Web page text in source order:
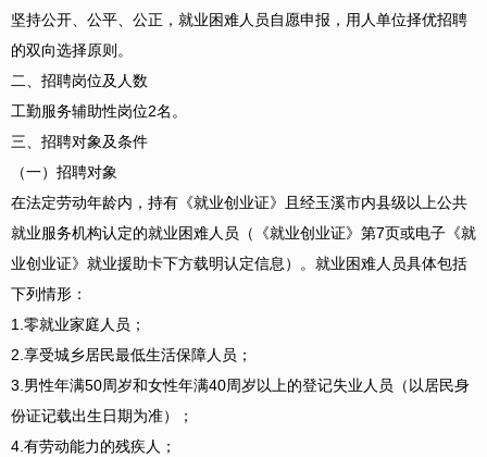
坚持公开、公平、公正，就业困难人员自愿申报，用人单位择优招聘
的双向选择原则。
二、招聘岗位及人数
工勤服务辅助性岗位2名。
三、招聘对象及条件
（一）招聘对象
在法定劳动年龄内，持有《就业创业证》且经玉溪市内县级以上公共
就业服务机构认定的就业困难人员（《就业创业证》第7页或电子《就
业创业证》就业援助卡下方载明认定信息）。就业困难人员具体包括
下列情形：
1.零就业家庭人员；
2.享受城乡居民最低生活保障人员；
3.男性年满50周岁和女性年满40周岁以上的登记失业人员（以居民身
份证记载出生日期为准）；
4.有劳动能力的残疾人；